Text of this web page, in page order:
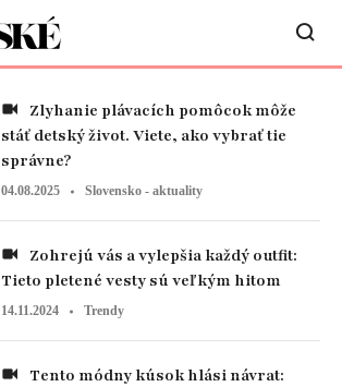
stáť detský život. Viete, ako vybrať tie
správne?
04.08.2025 Slovensko - aktuality
Tieto pletené vesty sú veľkým hitom
14.11.2024 Trendy